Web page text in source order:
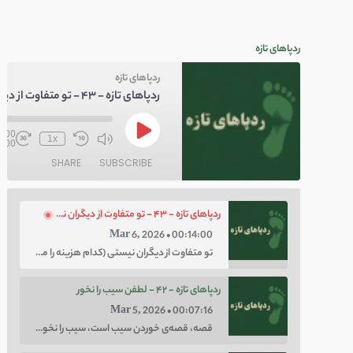
ردپاهای تازه
ردپاهای تازه
1x
SUBSCRIBE
SHARE
ردپاهای تازه - ۴۳ - تو متفاوت از دیگران نیستی
Mar 6, 2026 • 00:14:00
تو متفاوت از دیگران نیستی (کدام هزینه را می‌خواهی پرداخت کنی؛ هزینه‌ی چاق بودن یا لاغر بودن؟ با توهم متفاوت بودن کار را برای خودت سخت نکن.)
ردپاهای تازه - ۴۲ - لطفن سیب را نخور
Mar 5, 2026 • 00:07:16
قصه، قصه‌ی خوردن سیب است، سیب را نخور، اعتماد کن.